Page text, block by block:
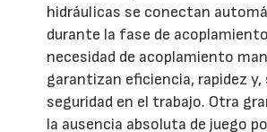
hidráulicas se conectan
durante la fase de
necesidad de acoplamiento
garantizan eficiencia, rapidez
seguridad en el trabajo. Otra
la ausencia absoluta de juego